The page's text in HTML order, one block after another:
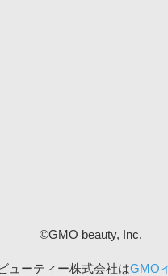
©GMO beauty, Inc.
ューティー株式会社はGMO